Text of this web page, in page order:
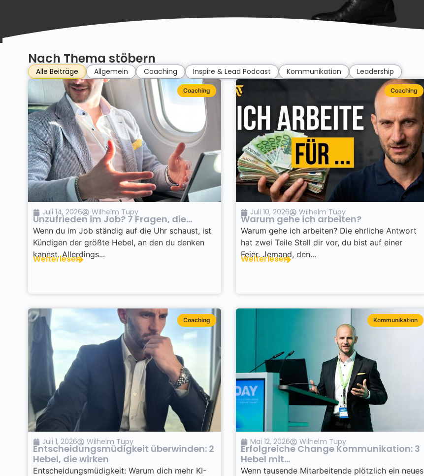
Nach Thema stöbern
Allgemein Coaching Inspire & Lead Podcast Kommunikation Leadership
Alle Beiträge
Coaching
Juli 14, 2026 Wilhelm Tupy
Unzufrieden im Job? 7 Fragen, die...
Wenn du im Job ständig auf die Uhr schaust, ist
Kündigen der größte Hebel, an den du denken
kannst. Allerdings...
Weiterlesen
Coaching
Juli 10, 2026 Wilhelm Tupy
Warum gehe ich arbeiten?
Warum gehe ich arbeiten? Die ehrliche Antwort
hat zwei Teile Stell dir vor, du bist auf einer
Feier. Jemand, den...
Weiterlesen
Coaching
Juli 1, 2026 Wilhelm Tupy
Entscheidungsmüdigkeit überwinden: 2
Hebel, die wirken
Entscheidungsmüdigkeit: Warum dich mehr KI-
Kommunikation
Mai 12, 2026 Wilhelm Tupy
Erfolgreiche Change Kommunikation: 3
Hebel mit...
Wenn tausende Mitarbeitende plötzlich ein neues